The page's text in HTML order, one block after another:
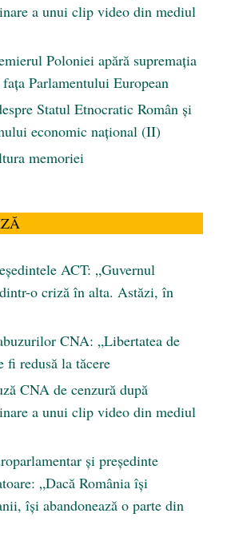
a unui clip video din mediul
Poloniei apără supremația
Parlamentului European
Statul Etnocratic Român şi
economic naţional (II)
memoriei
ACT: „Guvernul
o criză în alta. Astăzi, în
CNA: „Libertatea de
fi redusă la tăcere
CNA de cenzură după
a unui clip video din mediul
și președinte
„Dacă România își
își abandonează o parte din